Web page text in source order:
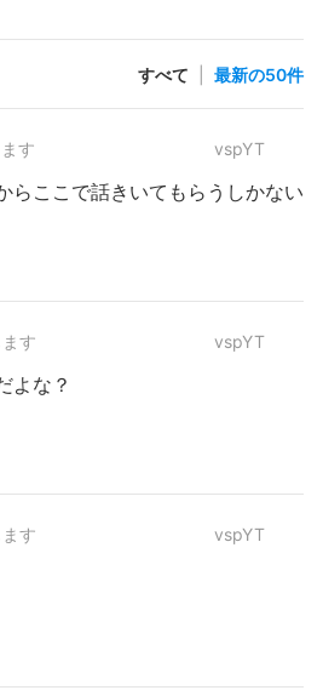
すべて 最新の50件
す vspYT
らここで話きいてもらうしかない
す vspYT
よな？
す vspYT